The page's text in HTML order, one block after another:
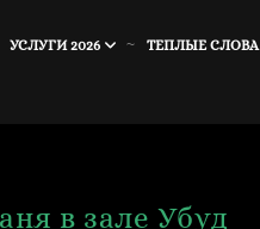
УСЛУГИ 2026 ТЕПЛЫЕ СЛОВА
в зале Убуд